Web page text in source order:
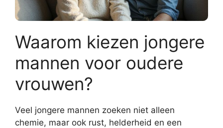
Waarom kiezen jongere
mannen voor oudere
vrouwen?
Veel jongere mannen zoeken niet alleen
chemie, maar ook rust, helderheid en een